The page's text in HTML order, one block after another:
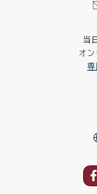
当
オン
専